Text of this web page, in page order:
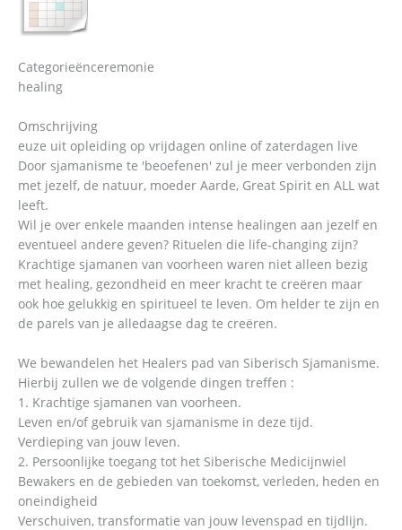
Categorieënceremonie
healing
Omschrijving
euze uit opleiding op vrijdagen online of zaterdagen live
Door sjamanisme te 'beoefenen' zul je meer verbonden zijn
met jezelf, de natuur, moeder Aarde, Great Spirit en ALL wat
leeft.
Wil je over enkele maanden intense healingen aan jezelf en
eventueel andere geven? Rituelen die life-changing zijn?
Krachtige sjamanen van voorheen waren niet alleen bezig
met healing, gezondheid en meer kracht te creëren maar
ook hoe gelukkig en spiritueel te leven. Om helder te zijn en
de parels van je alledaagse dag te creëren.
We bewandelen het Healers pad van Siberisch Sjamanisme.
Hierbij zullen we de volgende dingen treffen :
1. Krachtige sjamanen van voorheen.
Leven en/of gebruik van sjamanisme in deze tijd.
Verdieping van jouw leven.
2. Persoonlijke toegang tot het Siberische Medicijnwiel
Bewakers en de gebieden van toekomst, verleden, heden en
oneindigheid
Verschuiven, transformatie van jouw levenspad en tijdlijn.